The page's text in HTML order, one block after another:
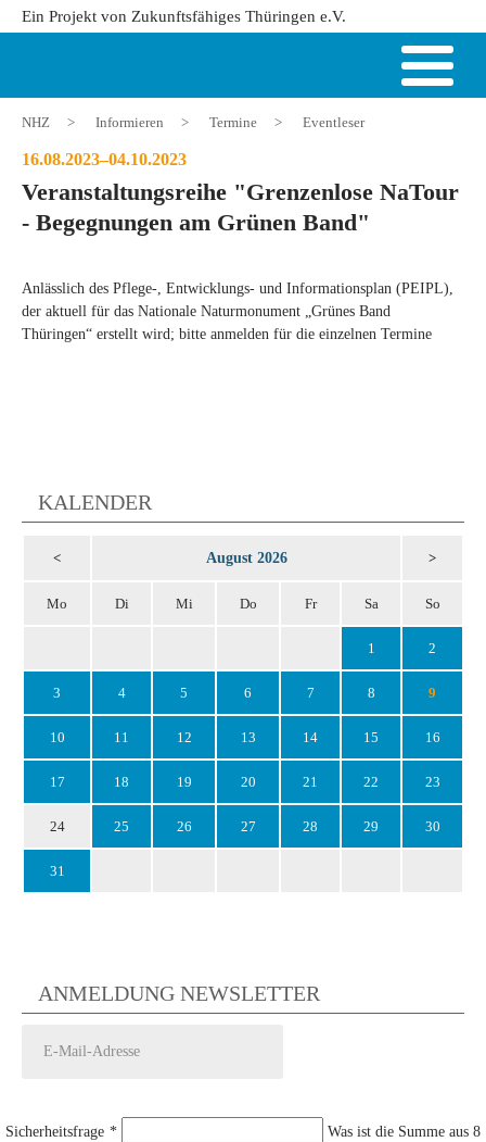
Ein Projekt von Zukunftsfähiges Thüringen e.V.
NHZ > Informieren > Termine > Eventleser
16.08.2023–04.10.2023
Veranstaltungsreihe "Grenzenlose NaTour
- Begegnungen am Grünen Band"
Anlässlich des Pflege-, Entwicklungs- und Informationsplan (PEIPL),
der aktuell für das Nationale Naturmonument „Grünes Band
Thüringen“ erstellt wird; bitte anmelden für die einzelnen Termine
KALENDER
< August 2026 >
Mo Di Mi Do Fr Sa So
1 2
3 4 5 6 7 8 9
10 11 12 13 14 15 16
17 18 19 20 21 22 23
24 25 26 27 28 29 30
31
ANMELDUNG NEWSLETTER
Sicherheitsfrage *
Was ist die Summe aus 8